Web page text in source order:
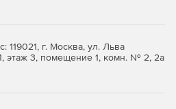
системы:
г. Москва, ул. Льва
этаж 3, помещение 1, комн. № 2, 2а